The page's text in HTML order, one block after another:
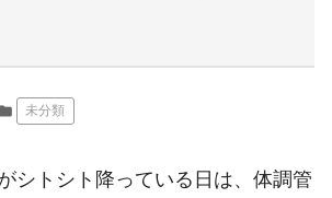
未分類
シトシト降っている日は、体調管